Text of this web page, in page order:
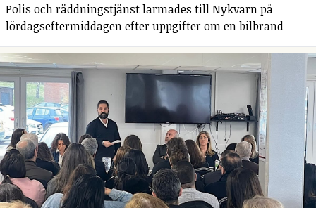
Polis och räddningstjänst larmades till Nykvarn på
lördagseftermiddagen efter uppgifter om en bilbrand